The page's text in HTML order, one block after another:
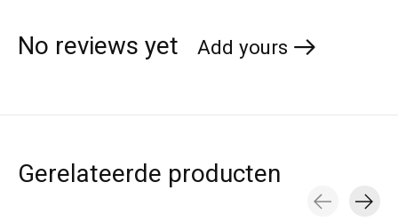
No reviews yet Add yours
Gerelateerde producten